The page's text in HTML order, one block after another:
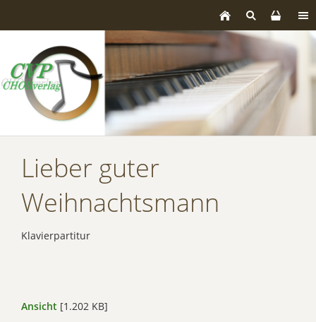
Lieber guter
Weihnachtsmann
Klavierpartitur
Ansicht [1.202 KB]